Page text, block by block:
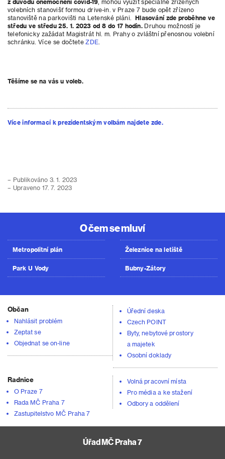
z důvodu onemocnění covid-19 , mohou využít speciálně zřízených
volebních stanovišť formou drive-in. v Praze 7 bude opět zřízeno
stanoviště na parkovišti na Letenské pláni.Hlasování zde proběhne ve
středu ve středu 25. 1. 2023 od 8 do 17 hodin.Druhou možností je
telefonicky zažádat Magistrát hl. m. Prahy o zvláštní přenosnou volební
schránku. Více se dočteteZDE
Těšíme se na vás u voleb.
Více informací k prezidentským volbám najdete zde.
– Publikováno 3. 1. 2023
– Upraveno 17. 7. 2023
O čem se mluví
Metropolitní plán
Park U Vody
Železnice na letiště
Bubny-Zátory
Občan
Nahlásit problém
Zeptat se
Objednat se on-line
Úřední deska
Czech POINT
Byty, nebytové prostory
a majetek
Osobní doklady
Radnice
O Praze 7
Rada MČ Praha 7
Zastupitelstvo MČ Praha 7
Volná pracovní místa
Pro média a ke stažení
Odbory a oddělení
Úřad MČ Praha 7